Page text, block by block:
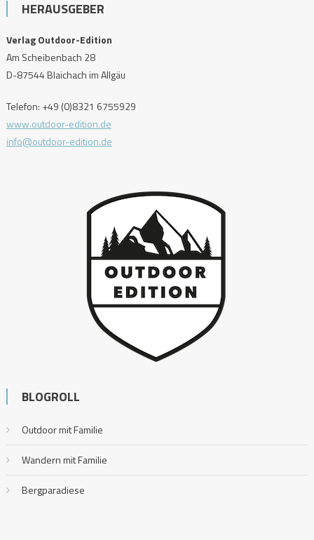
HERAUSGEBER
Verlag Outdoor-Edition
Am Scheibenbach 28
D-87544 Blaichach im Allgäu
Telefon: +49 (0)8321 6755929
www.outdoor-edition.de
info@outdoor-edition.de
BLOGROLL
Outdoor mit Familie
Wandern mit Familie
Bergparadiese